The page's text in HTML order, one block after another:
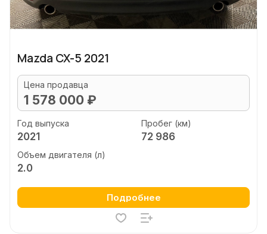
Mazda CX-5 2021
Цена продавца
1 578 000 ₽
Год выпуска
2021
Пробег (км)
72 986
Объем двигателя (л)
2.0
Подробнее